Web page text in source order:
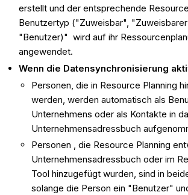
erstellt und der entsprechende
Benutzertyp ("Zuweisbar",
"Benutzer)" wird auf ihr
angewendet.
Wenn die Datensynchronisierung
Personen, die in Resource Planning
werden, werden automatisch als
Unternehmens oder als Kontakte in
Unternehmensadressbuch
Personen , die Resource Planning
Unternehmensadressbuch oder im
Tool hinzugefügt wurden, sind in
solange die Person ein "Benutzer"